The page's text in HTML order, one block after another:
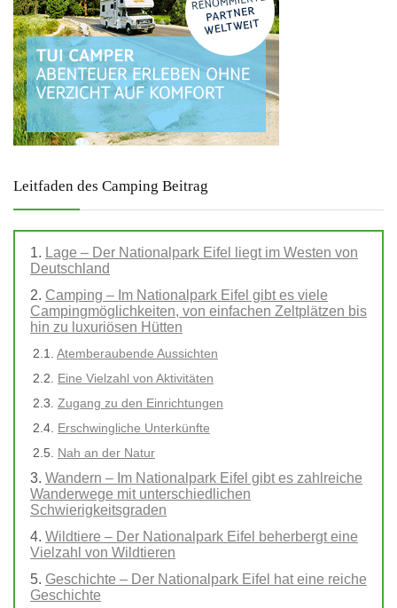
Leitfaden des Camping Beitrag
Lage – Der Nationalpark Eifel liegt im Westen von
Deutschland
Camping – Im Nationalpark Eifel gibt es viele
Campingmöglichkeiten, von einfachen Zeltplätzen bis
hin zu luxuriösen Hütten
Atemberaubende Aussichten
Eine Vielzahl von Aktivitäten
Zugang zu den Einrichtungen
Erschwingliche Unterkünfte
Nah an der Natur
Wandern – Im Nationalpark Eifel gibt es zahlreiche
Wanderwege mit unterschiedlichen
Schwierigkeitsgraden
Wildtiere – Der Nationalpark Eifel beherbergt eine
Vielzahl von Wildtieren
Geschichte – Der Nationalpark Eifel hat eine reiche
Geschichte